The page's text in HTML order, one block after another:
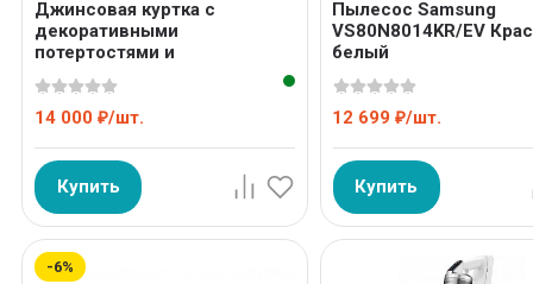
Джинсовая куртка с
декоративными
потертостями и
аппликациями
14 000 ₽/шт.
Купить
Пылесос Samsung
VS80N8014KR/EV
белый
12 699 ₽/шт.
Купить
-6%